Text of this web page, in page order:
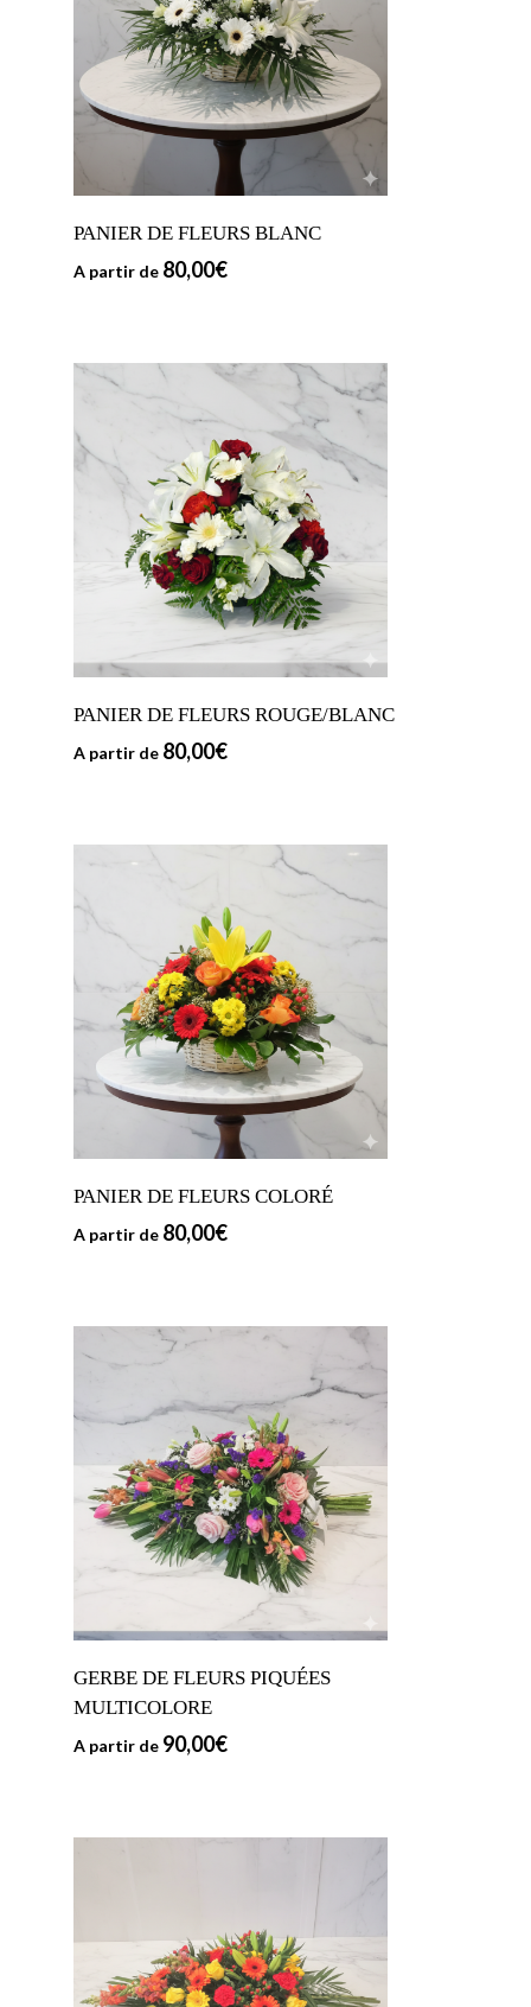
PANIER DE FLEURS BLANC
A partir de 80,00€
PANIER DE FLEURS ROUGE/BLANC
A partir de 80,00€
PANIER DE FLEURS COLORÉ
A partir de 80,00€
GERBE DE FLEURS PIQUÉES
MULTICOLORE
A partir de 90,00€